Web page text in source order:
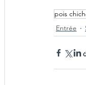
pois
Entrée